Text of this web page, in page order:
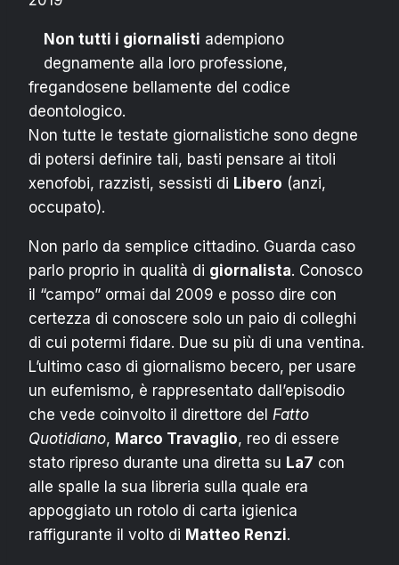
Non tutti i giornalisti adempiono
degnamente alla loro professione,
fregandosene bellamente del codice
deontologico.
Non tutte le testate giornalistiche sono degne
di potersi definire tali, basti pensare ai titoli
xenofobi, razzisti, sessisti di Libero (anzi,
occupato).
Non parlo da semplice cittadino. Guarda caso
parlo proprio in qualità di giornalista. Conosco
il “campo” ormai dal 2009 e posso dire con
certezza di conoscere solo un paio di colleghi
di cui potermi fidare. Due su più di una ventina.
L’ultimo caso di giornalismo becero, per usare
un eufemismo, è rappresentato dall’episodio
che vede coinvolto il direttore del Fatto
Quotidiano, Marco Travaglio, reo di essere
stato ripreso durante una diretta su La7 con
alle spalle la sua libreria sulla quale era
appoggiato un rotolo di carta igienica
raffigurante il volto di Matteo Renzi.